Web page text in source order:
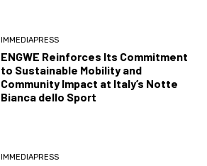
IMMEDIAPRESS
ENGWE Reinforces Its Commitment
to Sustainable Mobility and
Community Impact at Italy’s Notte
Bianca dello Sport
IMMEDIAPRESS